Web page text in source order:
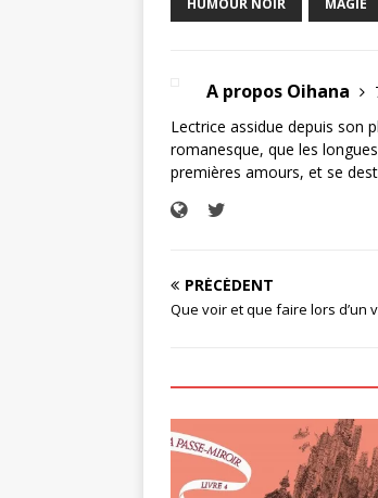
HUMOUR NOIR MAGIE
A propos Oihana
Lectrice assidue depuis son
romanesque, que les
premières amours, et se
PRÉCÉDENT
Que voir et que faire lors d’un